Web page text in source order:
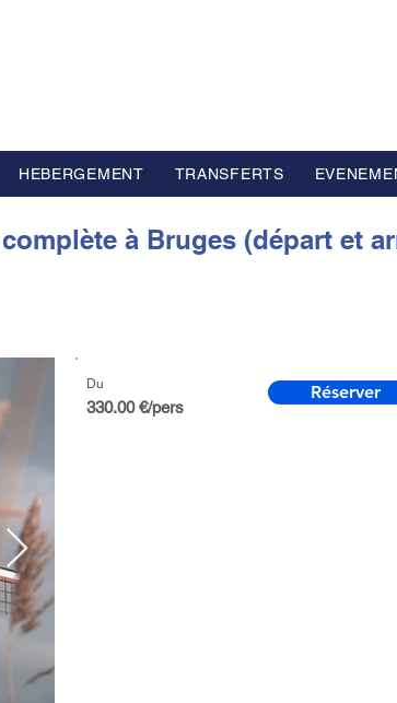
HEBERGEMENT TRANSFERTS
à Bruges (départ et
Du
330.00 €/pers
Réserver